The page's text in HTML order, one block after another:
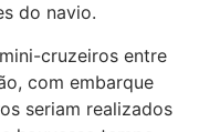
do navio.
cruzeiros entre
com embarque
seriam realizados